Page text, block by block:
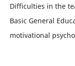
Difficulties in the
Basic General
motivational